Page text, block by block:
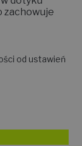
zachowuje
od ustawień